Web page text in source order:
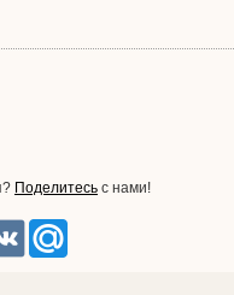
Поделитесь с нами!